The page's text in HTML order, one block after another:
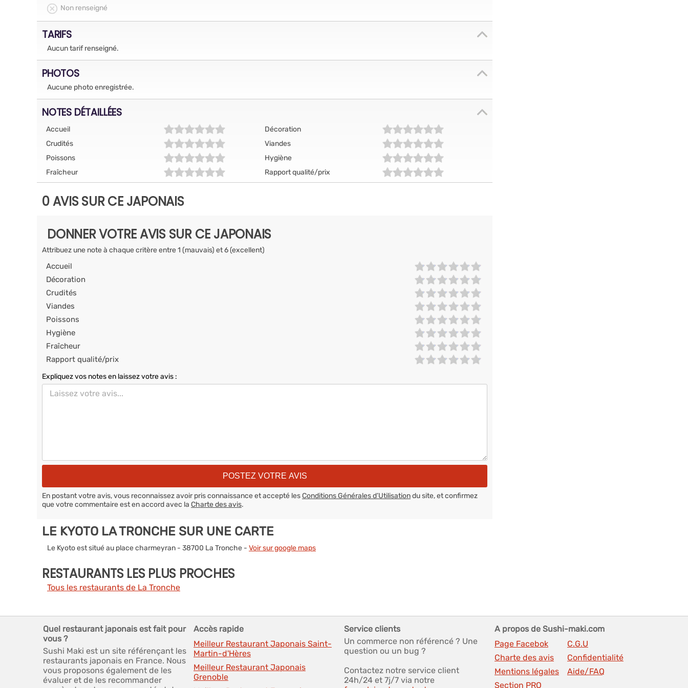
Non renseigné
TARIFS
Aucun tarif renseigné.
PHOTOS
Aucune photo enregistrée.
NOTES DÉTAILLÉES
Accueil
Décoration
Crudités
Viandes
Poissons
Hygiène
Fraîcheur
Rapport qualité/prix
0 AVIS SUR CE JAPONAIS
DONNER VOTRE AVIS SUR CE JAPONAIS
Attribuez une note à chaque critère entre 1 (mauvais) et 6 (excellent)
Accueil
Décoration
Crudités
Viandes
Poissons
Hygiène
Fraîcheur
Rapport qualité/prix
Expliquez vos notes en laissez votre avis :
En postant votre avis, vous reconnaissez avoir pris connaissance et accepté lesConditions Générales d’Utilisationdu site, et confirmez
que votre commentaire est en accord avec la Charte des avis.
LE KYOTO LA TRONCHE SUR UNE CARTE
Le Kyoto est situé au place charmeyran - 38700 La Tronche - Voir sur google maps
RESTAURANTS LES PLUS PROCHES
Tous les restaurants de La Tronche
Quel restaurant japonais est fait pour
vous ?
Sushi Maki est un site référençant les
restaurants japonais en France. Nous
vous proposons également de les
évaluer et de les recommander
Accès rapide
Meilleur Restaurant Japonais Saint-
Martin-d'Hères
Meilleur Restaurant Japonais
Grenoble
Service clients
Un commerce non référencé ? Une
question ou un bug ?
Contactez notre service client
24h/24 et 7j/7 via notre
A propos de Sushi-maki.com
Page Facebok
C.G.U
Charte des avis
Confidentialité
Mentions légales
Aide/FAQ
Section PRO